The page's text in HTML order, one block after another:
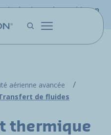
du site web Hutchinson
aérienne avancée
de fluides
thermique